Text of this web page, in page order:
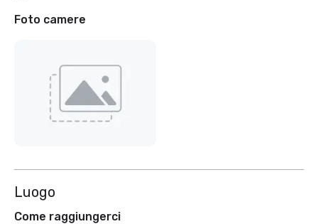
Foto camere
Luogo
Come raggiungerci